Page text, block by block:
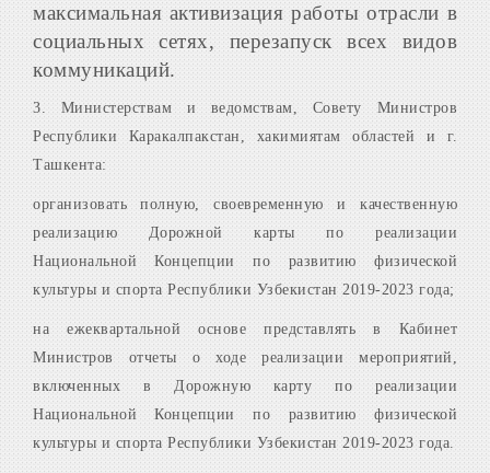
максимальная активизация работы отрасли в
социальных сетях, перезапуск всех видов
коммуникаций.
3. Министерствам и ведомствам, Совету Министров
Республики Каракалпакстан, хакимиятам областей и г.
Ташкента:
организовать полную, своевременную и качественную
реализацию Дорожной карты по реализации
Национальной Концепции по развитию физической
культуры и спорта Республики Узбекистан 2019-2023 года;
на ежеквартальной основе представлять в Кабинет
Министров отчеты о ходе реализации мероприятий,
включенных в Дорожную карту по реализации
Национальной Концепции по развитию физической
культуры и спорта Республики Узбекистан 2019-2023 года.